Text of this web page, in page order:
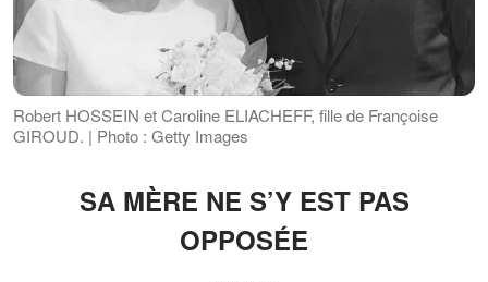
Robert HOSSEIN et Caroline ELIACHEFF, fille de Françoise
GIROUD. | Photo : Getty Images
SA MÈRE NE S’Y EST PAS
OPPOSÉE